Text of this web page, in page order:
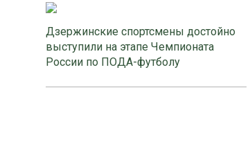
Дзержинские спортсмены достойно
выступили на этапе Чемпионата
России по ПОДА-футболу